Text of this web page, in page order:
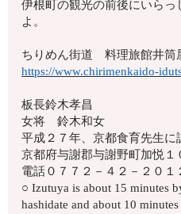
伊根町の観光の前後にいら
よ。
ちりめん街道 料理旅館井筒
https://www.chirimenkaido-
板長鈴木孝昌
女将 鈴木和女
平成２７年、京都食育先生に
京都府与謝郡与謝野町加悦１
電話０７７２－４２－２０１
○ Izutuya is about 15 minutes
hashidate and about 10